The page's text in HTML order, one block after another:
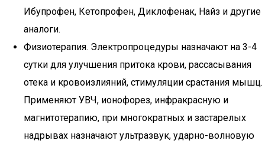
Ибупрофен, Кетопрофен, Диклофенак, Найз и другие
аналоги.
Физиотерапия. Электропроцедуры назначают на 3-4
сутки для улучшения притока крови, рассасывания
отека и кровоизлияний, стимуляции срастания мышц.
Применяют УВЧ, ионофорез, инфракрасную и
магнитотерапию, при многократных и застарелых
надрывах назначают ультразвук, ударно-волновую